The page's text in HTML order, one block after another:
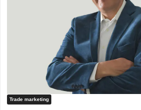
Trade marketing